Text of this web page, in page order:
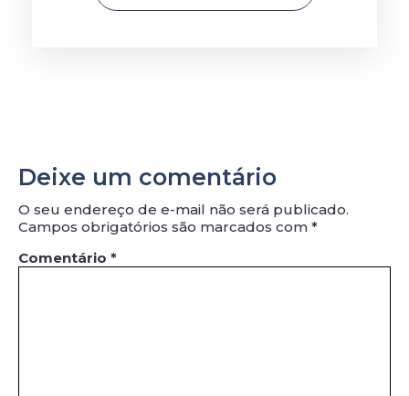
Deixe um comentário
O seu endereço de e-mail não será publicado.
Campos obrigatórios são marcados com *
Comentário *